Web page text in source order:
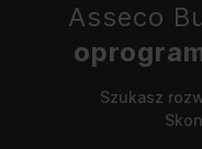
Asseco
Szukasz